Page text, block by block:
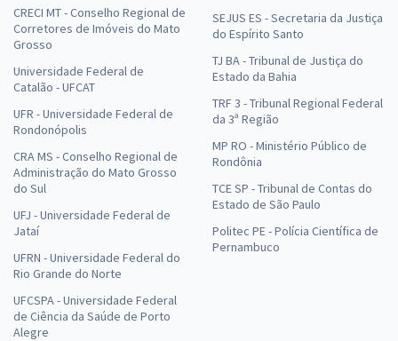
CRECI MT - Conselho Regional de
Corretores de Imóveis do Mato
Grosso
Universidade Federal de
Catalão - UFCAT
UFR - Universidade Federal de
Rondonópolis
CRA MS - Conselho Regional de
Administração do Mato Grosso
do Sul
UFJ - Universidade Federal de
Jataí
UFRN - Universidade Federal do
Rio Grande do Norte
UFCSPA - Universidade Federal
de Ciência da Saúde de Porto
Alegre
SEJUS ES - Secretaria da Justiça
do Espírito Santo
TJ BA - Tribunal de Justiça do
Estado da Bahia
TRF 3 - Tribunal Regional Federal
da 3ª Região
MP RO - Ministério Público de
Rondônia
TCE SP - Tribunal de Contas do
Estado de São Paulo
Politec PE - Polícia Científica de
Pernambuco